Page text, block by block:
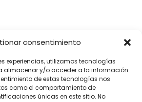
consentimiento
experiencias, utilizamos tecnologías
almacenar y/o acceder a la información
de estas tecnologías nos
como el comportamiento de
únicas en este sitio. No